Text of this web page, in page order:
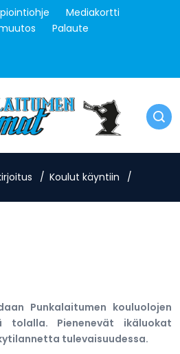
Mediakortti
Palaute
/ Koulut käyntiin /
Punkalaitumen kouluolojen
tolalla. Pienenevät ikäluokat
tulevaisuudessa.